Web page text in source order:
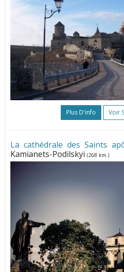
Plus D'info Voir
La cathédrale des Saints
Kamianets-Podilskyï (268 km.)